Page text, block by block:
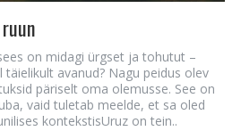
on midagi ürgset ja tohutut –
avanud? Nagu peidus olev
päriselt oma olemusse. See on
vaid tuletab meelde, et sa oled
kontekstisUruz on tein..